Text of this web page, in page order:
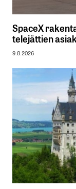
SpaceX
telejättien
9.8.2026